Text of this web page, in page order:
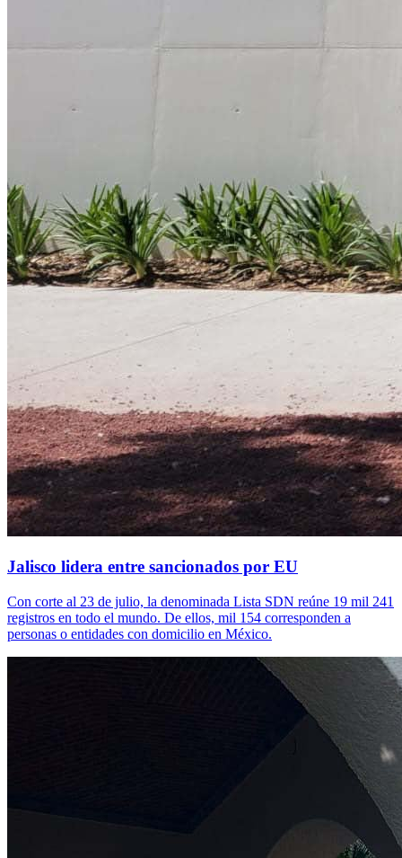
Jalisco lidera entre sancionados por EU
Con corte al 23 de julio, la denominada Lista SDN reúne 19 mil 241
registros en todo el mundo. De ellos, mil 154 corresponden a
personas o entidades con domicilio en México.